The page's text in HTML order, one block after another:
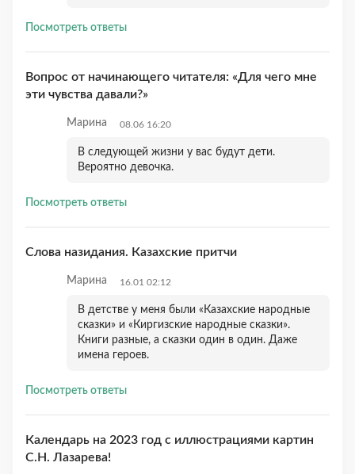
Посмотреть ответы
Вопрос от начинающего читателя: «Для чего мне
эти чувства давали?»
Марина 08.06 16:20
В следующей жизни у вас будут дети.
Вероятно девочка.
Посмотреть ответы
Слова назидания. Казахские притчи
Марина 16.01 02:12
В детстве у меня были «Казахские народные
сказки» и «Киргизские народные сказки».
Книги разные, а сказки один в один. Даже
имена героев.
Посмотреть ответы
Календарь на 2023 год с иллюстрациями картин
С.Н. Лазарева!